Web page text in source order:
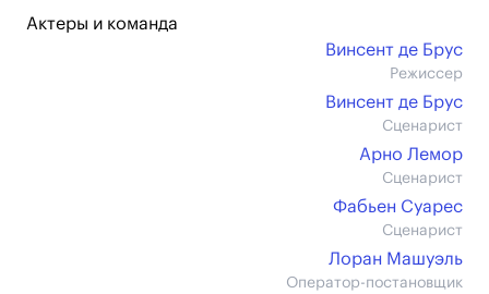
Актеры и команда
Винсент де Брус
Режиссер
Винсент де Брус
Сценарист
Арно Лемор
Сценарист
Фабьен Суарес
Сценарист
Лоран Машуэль
Оператор-постановщик